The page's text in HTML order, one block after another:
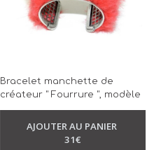
Bracelet manchette de
créateur " Fourrure ", modèle
Bracelet
AJOUTER AU PANIER
31€